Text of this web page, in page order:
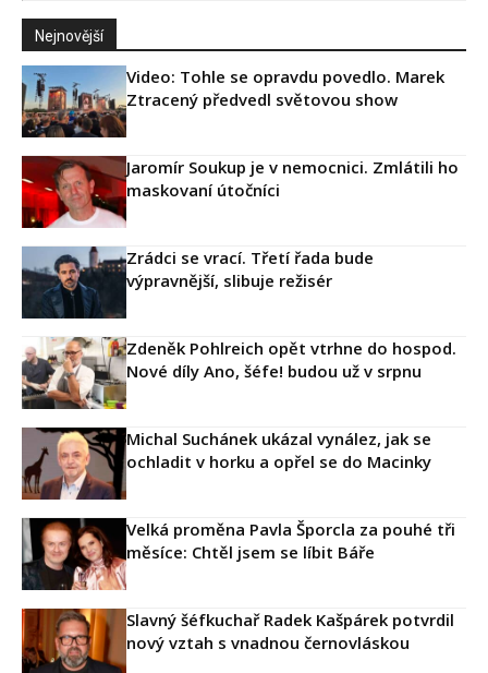
Nejnovější
Video: Tohle se opravdu povedlo. Marek
Ztracený předvedl světovou show
Jaromír Soukup je v nemocnici. Zmlátili ho
maskovaní útočníci
Zrádci se vrací. Třetí řada bude
výpravnější, slibuje režisér
Zdeněk Pohlreich opět vtrhne do hospod.
Nové díly Ano, šéfe! budou už v srpnu
Michal Suchánek ukázal vynález, jak se
ochladit v horku a opřel se do Macinky
Velká proměna Pavla Šporcla za pouhé tři
měsíce: Chtěl jsem se líbit Báře
Slavný šéfkuchař Radek Kašpárek potvrdil
nový vztah s vnadnou černovláskou